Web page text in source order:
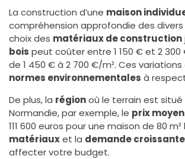
La construction d’une maison
compréhension approfondie des divers
choix des matériaux de construction
bois peut coûter entre 1 150 € et 2 300
de 1 450 € à 2 700 €/m². Ces
normes environnementales à
De plus, la régionoù le terrain est
Normandie, par exemple, le prix moyen
111 600 euros pour une maison de 80
matériauxet la demande croissante
affecter votre budget.